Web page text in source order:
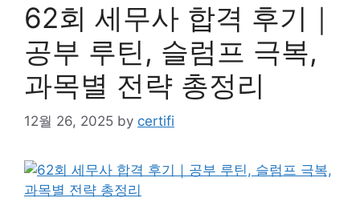
62회 세무사 합격 후기｜
공부 루틴, 슬럼프 극복,
과목별 전략 총정리
12월 26, 2025 by certifi